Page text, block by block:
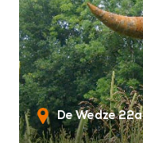
De Wedze 22a